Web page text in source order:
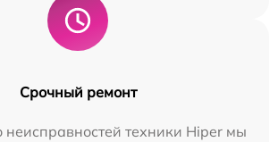
Срочный ремонт
неисправностей техники Hiper мы